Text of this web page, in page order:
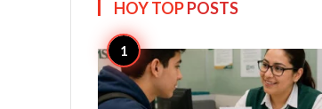
HOY TOPPOSTS